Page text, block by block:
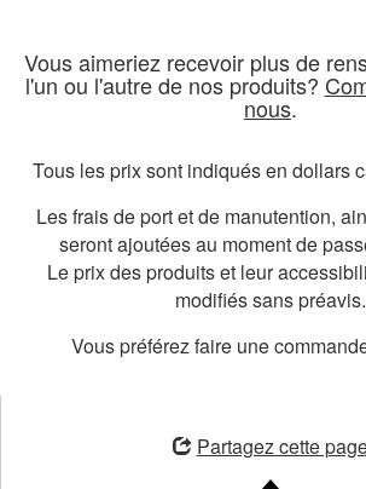
Vous aimeriez recevoir plus de
l'un ou l'autre de nos produits?
nous.
Tous les prix sont indiqués en dollars
Les frais de port et de manutention,
seront ajoutées au moment de
Le prix des produits et leur
modifiés sans préavis.
Vous préférez faire une
Partagez cette